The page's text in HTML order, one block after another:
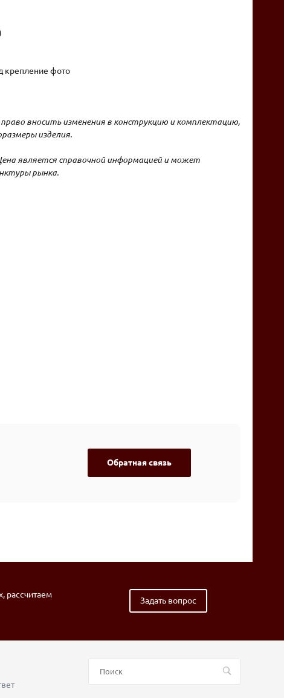
крепление фото
вносить изменения в конструкцию и комплектацию,
изделия.
является справочной информацией и может
рынка.
Обратная связь
рассчитаем
Задать вопрос